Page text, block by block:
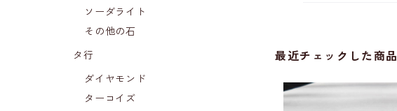
最近チェックした商品
ソーダライト
その他の石
タ行
ダイヤモンド
ターコイズ